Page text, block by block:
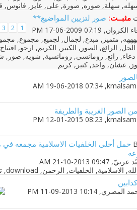
مثبــت: صور لتزيين المواضيع**
الكروان‏, 17-06-2009 07:19 PM
1
2
3
‏, 19-06-2018 07:34 AM
الصور الغريبة والطريفة
‏, 12-01-2015 08:23 PM
حمل أحلى الخلفيات الاسلامية مجمعه في
عربيّ‏, 21-10-2013 09:47 AM
المصري‏, 11-09-2013 10:14 PM